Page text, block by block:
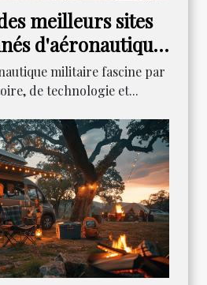
meilleurs sites
d'aéronautique
militaire fascine par
de technologie et...